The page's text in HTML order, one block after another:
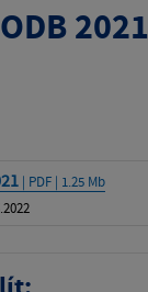
2021
| PDF | 1.25 Mb